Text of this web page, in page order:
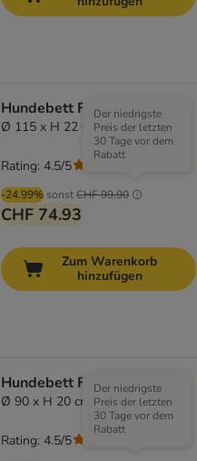
Hundebett Flocke
Ø 115 x H 22 cm
-24.99% sonstCHF 99.90
Der niedrigste
Preis der letzten
30 Tage vor dem
Rabatt
CHF 74.93
Rating: 4.5/5
Zum Warenkorb
hinzufügen
Hundebett Flocke
Ø 90 x H 20 cm
Der niedrigste
Preis der letzten
30 Tage vor dem
Rabatt
Rating: 4.5/5